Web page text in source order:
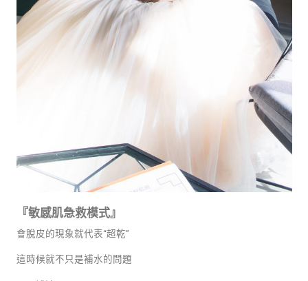
『敏感肌急救模式』
會脫皮的現象就代表“超乾”
這時候就不只是補水的問題